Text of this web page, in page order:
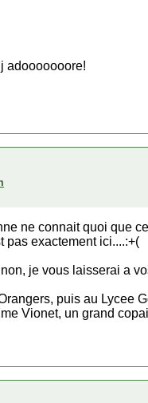
adooooooore!
ne connait quoi que
pas exactement ici....:+(
je vous laisserai a
puis au Lycee
Vionet, un grand